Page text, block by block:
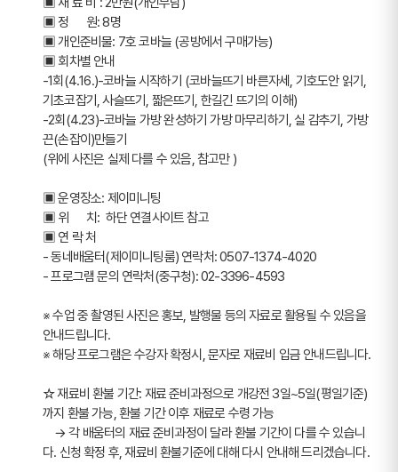
▣ 정      원: 8명
▣ 개인준비물: 7호 코바늘 (공방에서 구매가능)
▣ 회차별 안내
-1회(4.16.)-코바늘 시작하기 (코바늘뜨기 바른자세, 기호도안 읽기,
기초코잡기, 사슬뜨기, 짧은뜨기, 한길긴 뜨기의 이해)
-2회(4.23)-코바늘 가방 완성하기 가방 마무리하기, 실 감추기, 가방
끈(손잡이)만들기
(위에 사진은 실제 다를 수 있음, 참고만 )
▣ 운영장소: 제이미니팅
▣ 위      치:  하단 연결사이트 참고
▣ 연 락 처
- 동네배움터(제이미니팅룸) 연락처: 0507-1374-4020
- 프로그램 문의 연락처(중구청): 02-3396-4593
※ 수업 중 촬영된 사진은 홍보, 발행물 등의 자료로 활용될 수 있음을
안내드립니다.
※ 해당 프로그램은 수강자 확정시, 문자로 재료비 입금 안내드립니다.
☆ 재료비 환불 기간: 재료 준비과정으로 개강전 3일~5일(평일기준)
까지 환불 가능, 환불 기간 이후 재료로 수령 가능
다. 신청 확정 후, 재료비 환불기준에 대해 다시 안내해 드리겠습니다.